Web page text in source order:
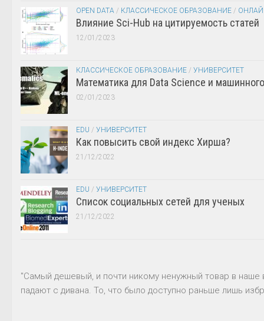
OPEN DATA / КЛАССИЧЕСКОЕ ОБРАЗОВАНИЕ /
Влияние Sci-Hub на цитируемость статей
12/01/2023
КЛАССИЧЕСКОЕ ОБРАЗОВАНИЕ / УНИВЕРСИТЕТ
Математика для Data Science и
02/01/2023
EDU / УНИВЕРСИТЕТ
Как повысить свой индекс Хирша?
21/12/2022
EDU / УНИВЕРСИТЕТ
Список социальных сетей для ученых
21/12/2022
"Самый дешевый, и почти никому ненужный товар в
падают с дивана. То, что было доступно раньше лишь